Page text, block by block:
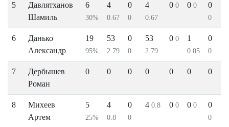
5
Давлятханов
Шамиль
6
30%
4
0.67
0
0
4
0.67
0 0 0 0 0
0
6
Данько
Александр
19
95%
53
2.79
0
0
53
2.79
0 0 1
0.05
0
0
7
Дербышев
Роман
0 0 0 0 0 0 0
8
Михеев
Артем
5
25%
4
0.8
0
0
4 0.8 0 0 0 0 0
0